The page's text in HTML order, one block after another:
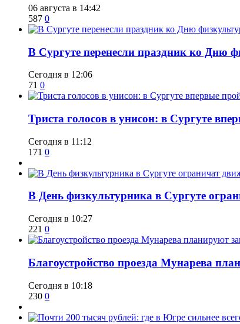
06 августа в 14:42
587 0
​В Сургуте перенесли праздник ко Дню
Сегодня в 12:06
71 0
​Триста голосов в унисон: в Сургуте
Сегодня в 11:12
171 0
​В День физкультурника в Сургуте
Сегодня в 10:27
221 0
Благоустройство проезда Мунарева
Сегодня в 10:18
230 0